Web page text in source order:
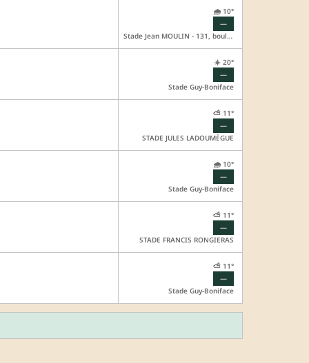
🌧️ 10°
—
Stade Jean MOULIN - 131, boulevard Washington 92150 SURESNES
☀️ 20°
—
Stade Guy-Boniface
⛅ 11°
—
STADE JULES LADOUMÈGUE
🌧️ 10°
—
Stade Guy-Boniface
⛅ 11°
—
STADE FRANCIS RONGIERAS
⛅ 11°
—
Stade Guy-Boniface